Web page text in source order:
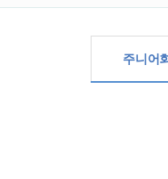
주니어